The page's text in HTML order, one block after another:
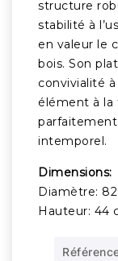
structure
stabilité à
en valeur le
bois. Son
convivialité
élément à la
intemporel.
Dimensions:
Diamètre:
Hauteur: 44